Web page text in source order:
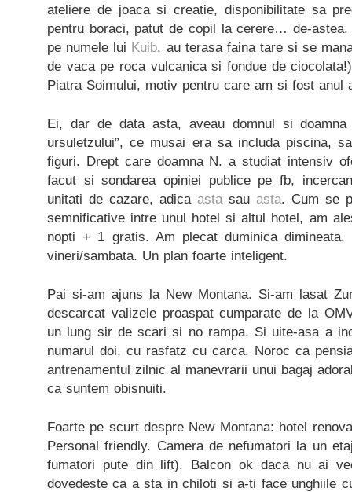
ateliere de joaca si creatie, disponibilitate sa
pentru boraci, patut de copil la cerere… de-
pe numele lui Kuib, au terasa faina tare si se
de vaca pe roca vulcanica si fondue de
Piatra Soimului, motiv pentru care am si fost anul
Ei, dar de data asta, aveau domnul si
ursuletzului”, ce musai era sa includa piscina,
figuri. Drept care doamna N. a studiat intensiv
facut si sondarea opiniei publice pe fb,
unitati de cazare, adica astasau asta. Cum se
semnificative intre unul hotel si altul hotel, am
nopti + 1 gratis. Am plecat duminica
vineri/sambata. Un plan foarte inteligent.
Pai si-am ajuns la New Montana. Si-am lasat
descarcat valizele proaspat cumparate de la
un lung sir de scari si no rampa. Si uite-asa a
numarul doi, cu rasfatz cu carca. Noroc ca
antrenamentul zilnic al manevrarii unui bagaj
ca suntem obisnuiti.
Foarte pe scurt despre New Montana: hotel
Personal friendly. Camera de nefumatori la un
fumatori pute din lift). Balcon ok daca nu ai
dovedeste ca a sta in chiloti si a-ti face unghiile